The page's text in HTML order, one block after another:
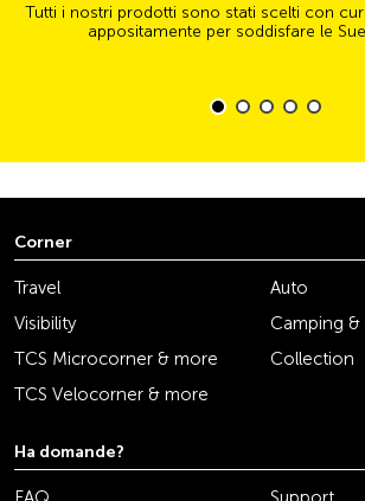
Tutti i nostri prodotti sono stati scelti con
appositamente per soddisfare le
Corner
Travel
Auto
Visibility
Camping
TCS Microcorner & more
Collection
TCS Velocorner & more
Ha domande?